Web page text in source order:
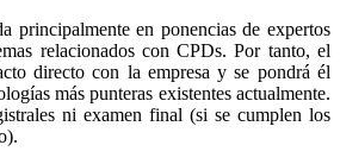
principalmente en ponencias de expertos
relacionados con CPDs. Por tanto, el
directo con la empresa y se pondrá él
más punteras existentes actualmente.
ni examen final (si se cumplen los